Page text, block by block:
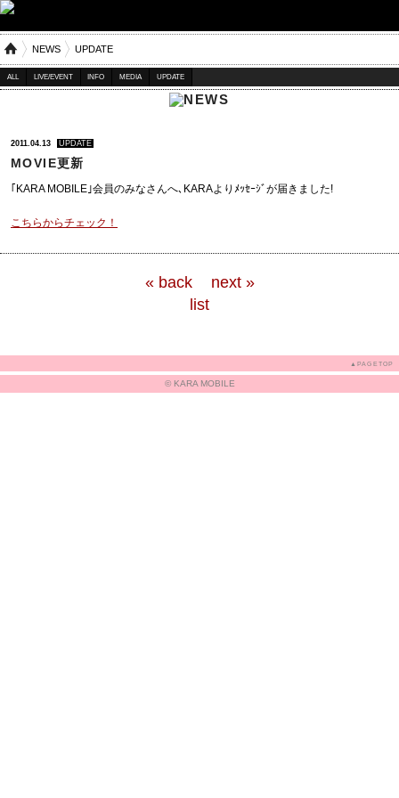
NEWS UPDATE
ALL LIVE/EVENT INFO MEDIA UPDATE
2011.04.13 UPDATE
MOVIE更新
｢KARA MOBILE｣会員のみなさんへ､KARAよりﾒｯｾｰｼﾞが届きました!
こちらからチェック！
« back
next »
list
▲PAGETOP
© KARA MOBILE